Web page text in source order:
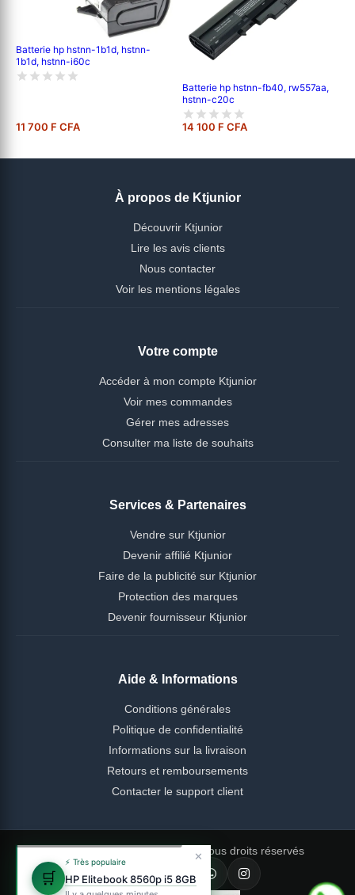
Batterie hp hstnn-1b1d, hstnn-
1b1d, hstnn-i60c
11 700 F CFA
Batterie hp hstnn-fb40, rw557aa,
hstnn-c20c
14 100 F CFA
À propos de Ktjunior
Découvrir Ktjunior
Lire les avis clients
Nous contacter
Voir les mentions légales
Votre compte
Accéder à mon compte Ktjunior
Voir mes commandes
Gérer mes adresses
Consulter ma liste de souhaits
Services & Partenaires
Vendre sur Ktjunior
Devenir affilié Ktjunior
Faire de la publicité sur Ktjunior
Protection des marques
Devenir fournisseur Ktjunior
Aide & Informations
Conditions générales
Politique de confidentialité
Informations sur la livraison
Retours et remboursements
Contacter le support client
© 2026 Ktjunior Cameroun — Tous droits réservés
🛒
⚡ Très populaire
HP Elitebook 8560p i5 8GB
✕